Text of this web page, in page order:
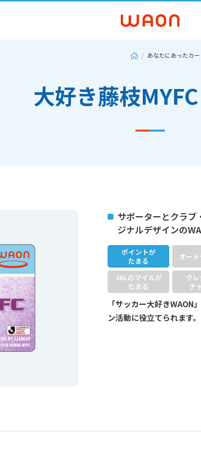
あなたにあったカ
大好き藤枝
サポーターとクラブ
ジナルデザインの
ポイントが
たまる
オー
JALのマイルが
たまる
ク
チ
「サッカー大好き
ン活動に役立てられます。